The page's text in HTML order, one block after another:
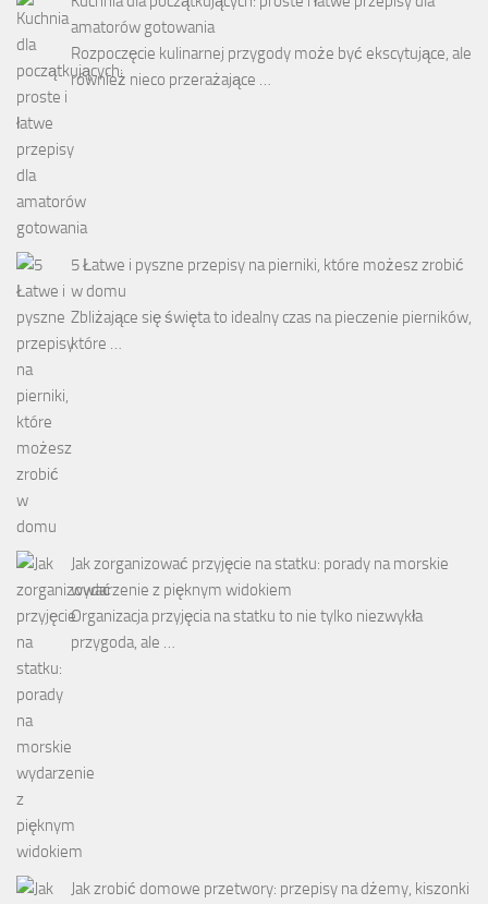
amatorów gotowania
Rozpoczęcie kulinarnej przygody może być ekscytujące, ale
również nieco przerażające …
5 Łatwe i pyszne przepisy na pierniki, które możesz zrobić
w domu
Zbliżające się święta to idealny czas na pieczenie pierników,
które …
Jak zorganizować przyjęcie na statku: porady na morskie
wydarzenie z pięknym widokiem
Organizacja przyjęcia na statku to nie tylko niezwykła
przygoda, ale …
Jak zrobić domowe przetwory: przepisy na dżemy, kiszonki